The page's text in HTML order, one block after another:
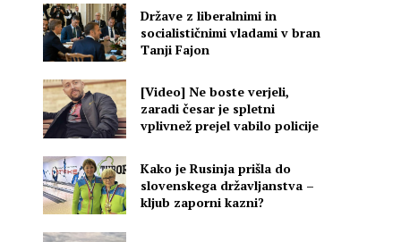
Države z liberalnimi in
socialističnimi vladami v bran
Tanji Fajon
[Video] Ne boste verjeli,
zaradi česar je spletni
vplivnež prejel vabilo policije
Kako je Rusinja prišla do
slovenskega državljanstva –
kljub zaporni kazni?